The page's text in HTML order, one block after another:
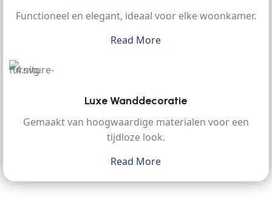
Functioneel en elegant, ideaal voor elke woonkamer.
Read More
Luxe Wanddecoratie
Gemaakt van hoogwaardige materialen voor een
tijdloze look.
Read More